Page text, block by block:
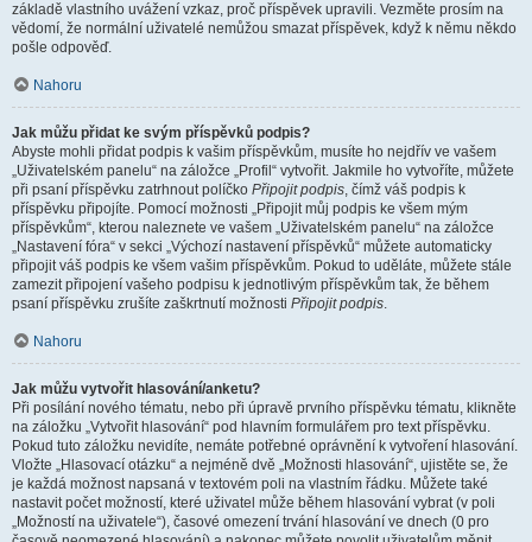
základě vlastního uvážení vzkaz, proč příspěvek upravili. Vezměte prosím na
vědomí, že normální uživatelé nemůžou smazat příspěvek, když k němu někdo
pošle odpověď.
Nahoru
Jak můžu přidat ke svým příspěvků podpis?
Abyste mohli přidat podpis k vašim příspěvkům, musíte ho nejdřív ve vašem
„Uživatelském panelu“ na záložce „Profil“ vytvořit. Jakmile ho vytvoříte, můžete
při psaní příspěvku zatrhnout políčko Připojit podpis, čímž váš podpis k
příspěvku připojíte. Pomocí možnosti „Připojit můj podpis ke všem mým
příspěvkům“, kterou naleznete ve vašem „Uživatelském panelu“ na záložce
„Nastavení fóra“ v sekci „Výchozí nastavení příspěvků“ můžete automaticky
připojit váš podpis ke všem vašim příspěvkům. Pokud to uděláte, můžete stále
zamezit připojení vašeho podpisu k jednotlivým příspěvkům tak, že během
psaní příspěvku zrušíte zaškrtnutí možnosti Připojit podpis.
Nahoru
Jak můžu vytvořit hlasování/anketu?
Při posílání nového tématu, nebo při úpravě prvního příspěvku tématu, klikněte
na záložku „Vytvořit hlasování“ pod hlavním formulářem pro text příspěvku.
Pokud tuto záložku nevidíte, nemáte potřebné oprávnění k vytvoření hlasování.
Vložte „Hlasovací otázku“ a nejméně dvě „Možnosti hlasování“, ujistěte se, že
je každá možnost napsaná v textovém poli na vlastním řádku. Můžete také
nastavit počet možností, které uživatel může během hlasování vybrat (v poli
„Možností na uživatele“), časové omezení trvání hlasování ve dnech (0 pro